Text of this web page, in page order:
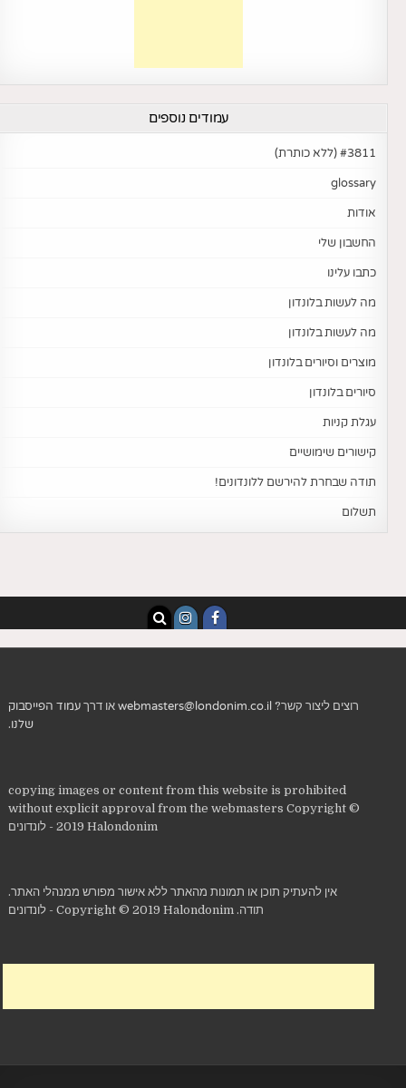
עמודים נוספים
#3811 (ללא כותרת)
glossary
אודות
החשבון שלי
כתבו עלינו
מה לעשות בלונדון
מה לעשות בלונדון
מוצרים וסיורים בלונדון
סיורים בלונדון
עגלת קניות
קישורים שימושיים
תודה שבחרת להירשם ללונדונים!
תשלום
רוצים ליצור קשר? webmasters@londonim.co.il או דרךעמוד הפייסבוק
שלנו.
copying images or content from this website is prohibited
without explicit approval from the webmasters Copyright ©
2019 Halondonim - לונדונים
אין להעתיק תוכן או תמונות מהאתר ללא אישור מפורש ממנהלי האתר.
תודה. Copyright © 2019 Halondonim - לונדונים